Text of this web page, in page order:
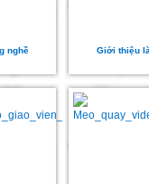
nghề Giới thiệu